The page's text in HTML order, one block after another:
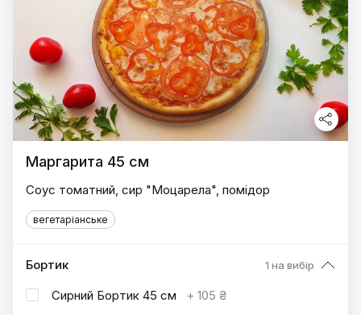
Маргарита 45 см
Соус томатний, сир "Моцарела", помідор
вегетаріанське
Бортик 1 на вибір
Сирний Бортик 45 см + 105 ₴